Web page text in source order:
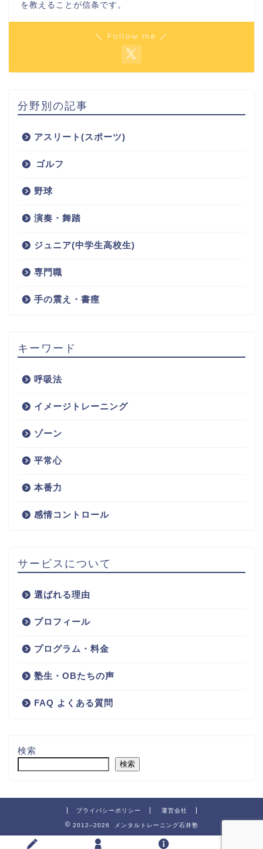
を教えることが信条です。
＼ Follow me ／
分野別の記事
アスリート(スポーツ)
ゴルフ
野球
演奏・舞踏
ジュニア(中学生高校生)
専門職
手の震え・書痙
キーワード
呼吸法
イメージトレーニング
ゾーン
平常心
本番力
感情コントロール
サービスについて
選ばれる理由
プロフィール
プログラム・料金
塾生・OBたちの声
FAQ よくある質問
検索
検索
プライバシーポリシー 運営会社
2012–2026 メンタルトレーニング石井塾